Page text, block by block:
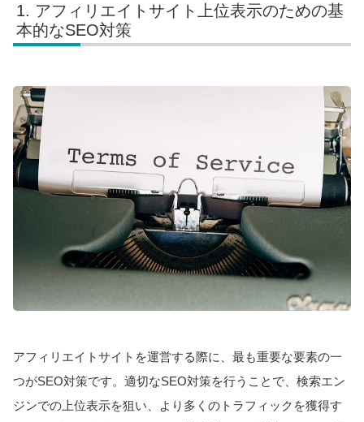
アフィリエイトサイト上位表示のための基
本的なSEO対策
アフィリエイトサイトを運営する際に、最も重要な要素の一
つがSEO対策です。適切なSEO対策を行うことで、検索エン
ジンでの上位表示を狙い、より多くのトラフィックを獲得す